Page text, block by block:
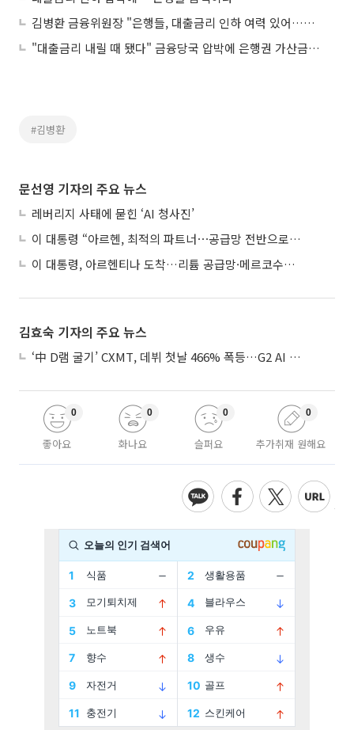
김병환 금융위원장 "은행들, 대출금리 인하 여력 있어…점검 할 것"
"대출금리 내릴 때 됐다" 금융당국 압박에 은행권 가산금리 줄인하
#김병환
문선영 기자의 주요 뉴스
레버리지 사태에 묻힌 ‘AI 청사진’
이 대통령 “아르헨, 최적의 파트너⋯공급망 전반으로 확대”
이 대통령, 아르헨티나 도착…리튬 공급망·메르코수르 협력 논의
김효숙 기자의 주요 뉴스
‘中 D램 굴기’ CXMT, 데뷔 첫날 466% 폭등…G2 AI 패권 ‘쩐의 전쟁’
좋아요
0
화나요
0
슬퍼요
0
추가취재 원해요
0